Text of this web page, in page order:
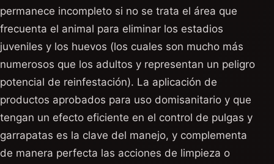
permanece incompleto si no se trata el área que
frecuenta el animal para eliminar los estadios
juveniles y los huevos (los cuales son mucho más
numerosos que los adultos y representan un peligro
potencial de reinfestación). La aplicación de
productos aprobados para uso domisanitario y que
tengan un efecto eficiente en el control de pulgas y
garrapatas es la clave del manejo, y complementa
de manera perfecta las acciones de limpieza o